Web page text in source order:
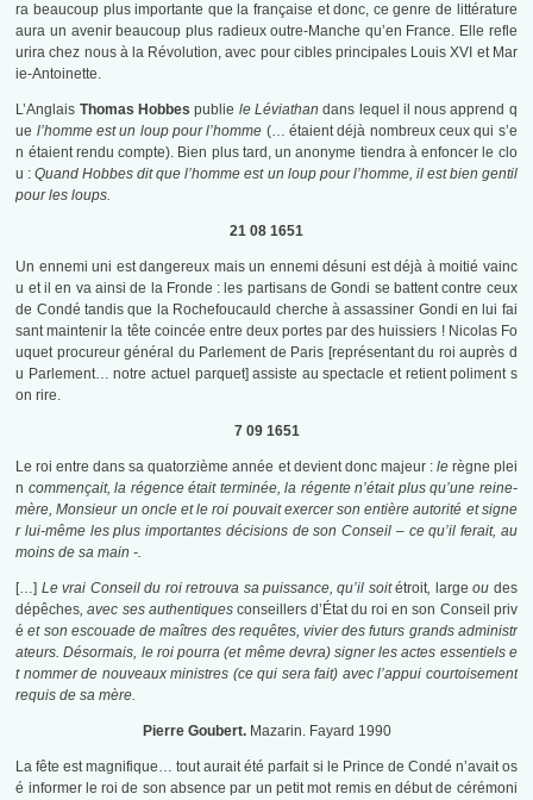
ra beaucoup plus importante que la française et donc, ce genre de littérature
aura un avenir beaucoup plus radieux outre-Manche qu’en France. Elle refle
urira chez nous à la Révolution, avec pour cibles principales Louis XVI et Mar
ie-Antoinette.
L’Anglais Thomas Hobbes publie le Léviathan dans lequel il nous apprend q
ue l’homme est un loup pour l’homme (… étaient déjà nombreux ceux qui s’e
n étaient rendu compte). Bien plus tard, un anonyme tiendra à enfoncer le clo
u :Quand Hobbes dit que l’homme est un loup pour l’homme, il est bien gentil
pour les loups.
21 08 1651
Un ennemi uni est dangereux mais un ennemi désuni est déjà à moitié vainc
u et il en va ainsi de la Fronde : les partisans de Gondi se battent contre ceux
de Condé tandis que la Rochefoucauld cherche à assassiner Gondi en lui fai
sant maintenir la tête coincée entre deux portes par des huissiers ! Nicolas Fo
uquet procureur général du Parlement de Paris [représentant du roi auprès d
u Parlement… notre actuel parquet] assiste au spectacle et retient poliment s
on rire.
7 09 1651
Le roi entre dans sa quatorzième année et devient donc majeur : le règne plei
n commençait, la régence était terminée, la régente n’était plus qu’une reine-
mère, Monsieur un oncle et le roi pouvait exercer son entière autorité et signe
r lui-même les plus importantes décisions de son Conseil – ce qu’il ferait, au
moins de sa main -.
[…] Le vrai Conseil du roi retrouva sa puissance, qu’il soitétroit, large ou des
dépêches, avec ses authentiques conseillers d’État du roi en son Conseil priv
é et son escouade de maîtres des requêtes, vivier des futurs grands administr
ateurs. Désormais, le roi pourra (et même devra) signer les actes essentiels e
t nommer de nouveaux ministres (ce qui sera fait) avec l’appui courtoisement
requis de sa mère.
Pierre Goubert. Mazarin. Fayard 1990
La fête est magnifique… tout aurait été parfait si le Prince de Condé n’avait os
é informer le roi de son absence par un petit mot remis en début de cérémoni